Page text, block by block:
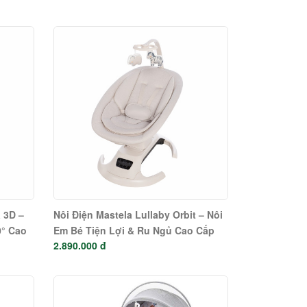
–
Cao
Nôi Điện Mastela Lullaby Orbit – Nôi
Em Bé Tiện Lợi & Ru Ngủ Cao Cấp
(#30913 – #30917)
2.890.000 đ